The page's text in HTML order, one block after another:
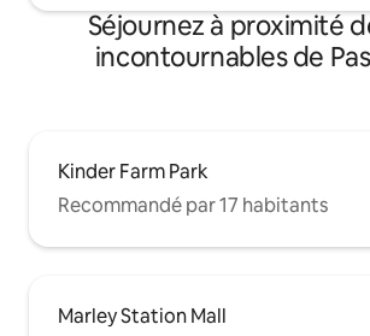
Séjournez à proximité
incontournables de
Kinder Farm Park
Recommandé par 17 habitants
Marley Station Mall